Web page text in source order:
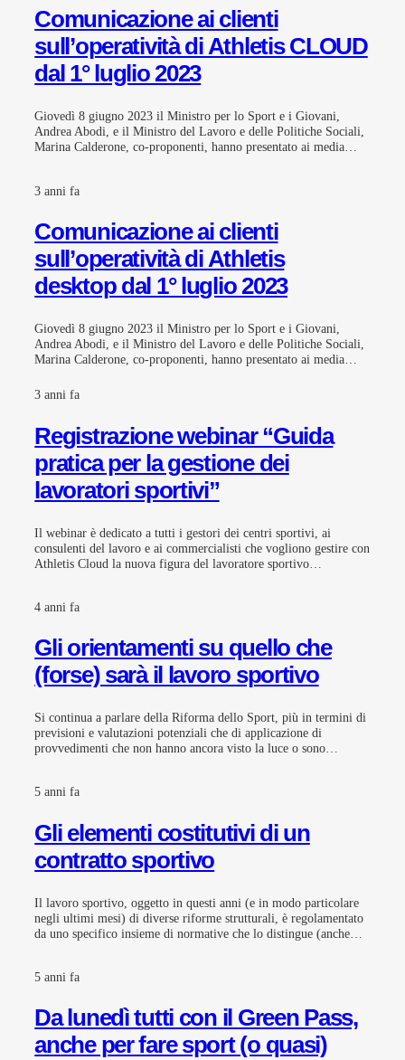
Comunicazione ai clienti
sull’operatività di Athletis CLOUD
dal 1° luglio 2023
Giovedì 8 giugno 2023 il Ministro per lo Sport e i Giovani,
Andrea Abodi, e il Ministro del Lavoro e delle Politiche Sociali,
Marina Calderone, co-proponenti, hanno presentato ai media…
3 anni fa
Comunicazione ai clienti
sull’operatività di Athletis
desktop dal 1° luglio 2023
Giovedì 8 giugno 2023 il Ministro per lo Sport e i Giovani,
Andrea Abodi, e il Ministro del Lavoro e delle Politiche Sociali,
Marina Calderone, co-proponenti, hanno presentato ai media…
3 anni fa
Registrazione webinar “Guida
pratica per la gestione dei
lavoratori sportivi”
Il webinar è dedicato a tutti i gestori dei centri sportivi, ai
consulenti del lavoro e ai commercialisti che vogliono gestire con
Athletis Cloud la nuova figura del lavoratore sportivo…
4 anni fa
Gli orientamenti su quello che
(forse) sarà il lavoro sportivo
Si continua a parlare della Riforma dello Sport, più in termini di
previsioni e valutazioni potenziali che di applicazione di
provvedimenti che non hanno ancora visto la luce o sono…
5 anni fa
Gli elementi costitutivi di un
contratto sportivo
Il lavoro sportivo, oggetto in questi anni (e in modo particolare
negli ultimi mesi) di diverse riforme strutturali, è regolamentato
da uno specifico insieme di normative che lo distingue (anche…
5 anni fa
Da lunedì tutti con il Green Pass,
anche per fare sport (o quasi)